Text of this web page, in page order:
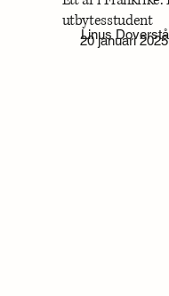
utbytesstudent
Linus
20 januari 2025